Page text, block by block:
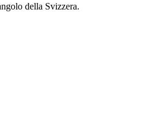
della Svizzera.